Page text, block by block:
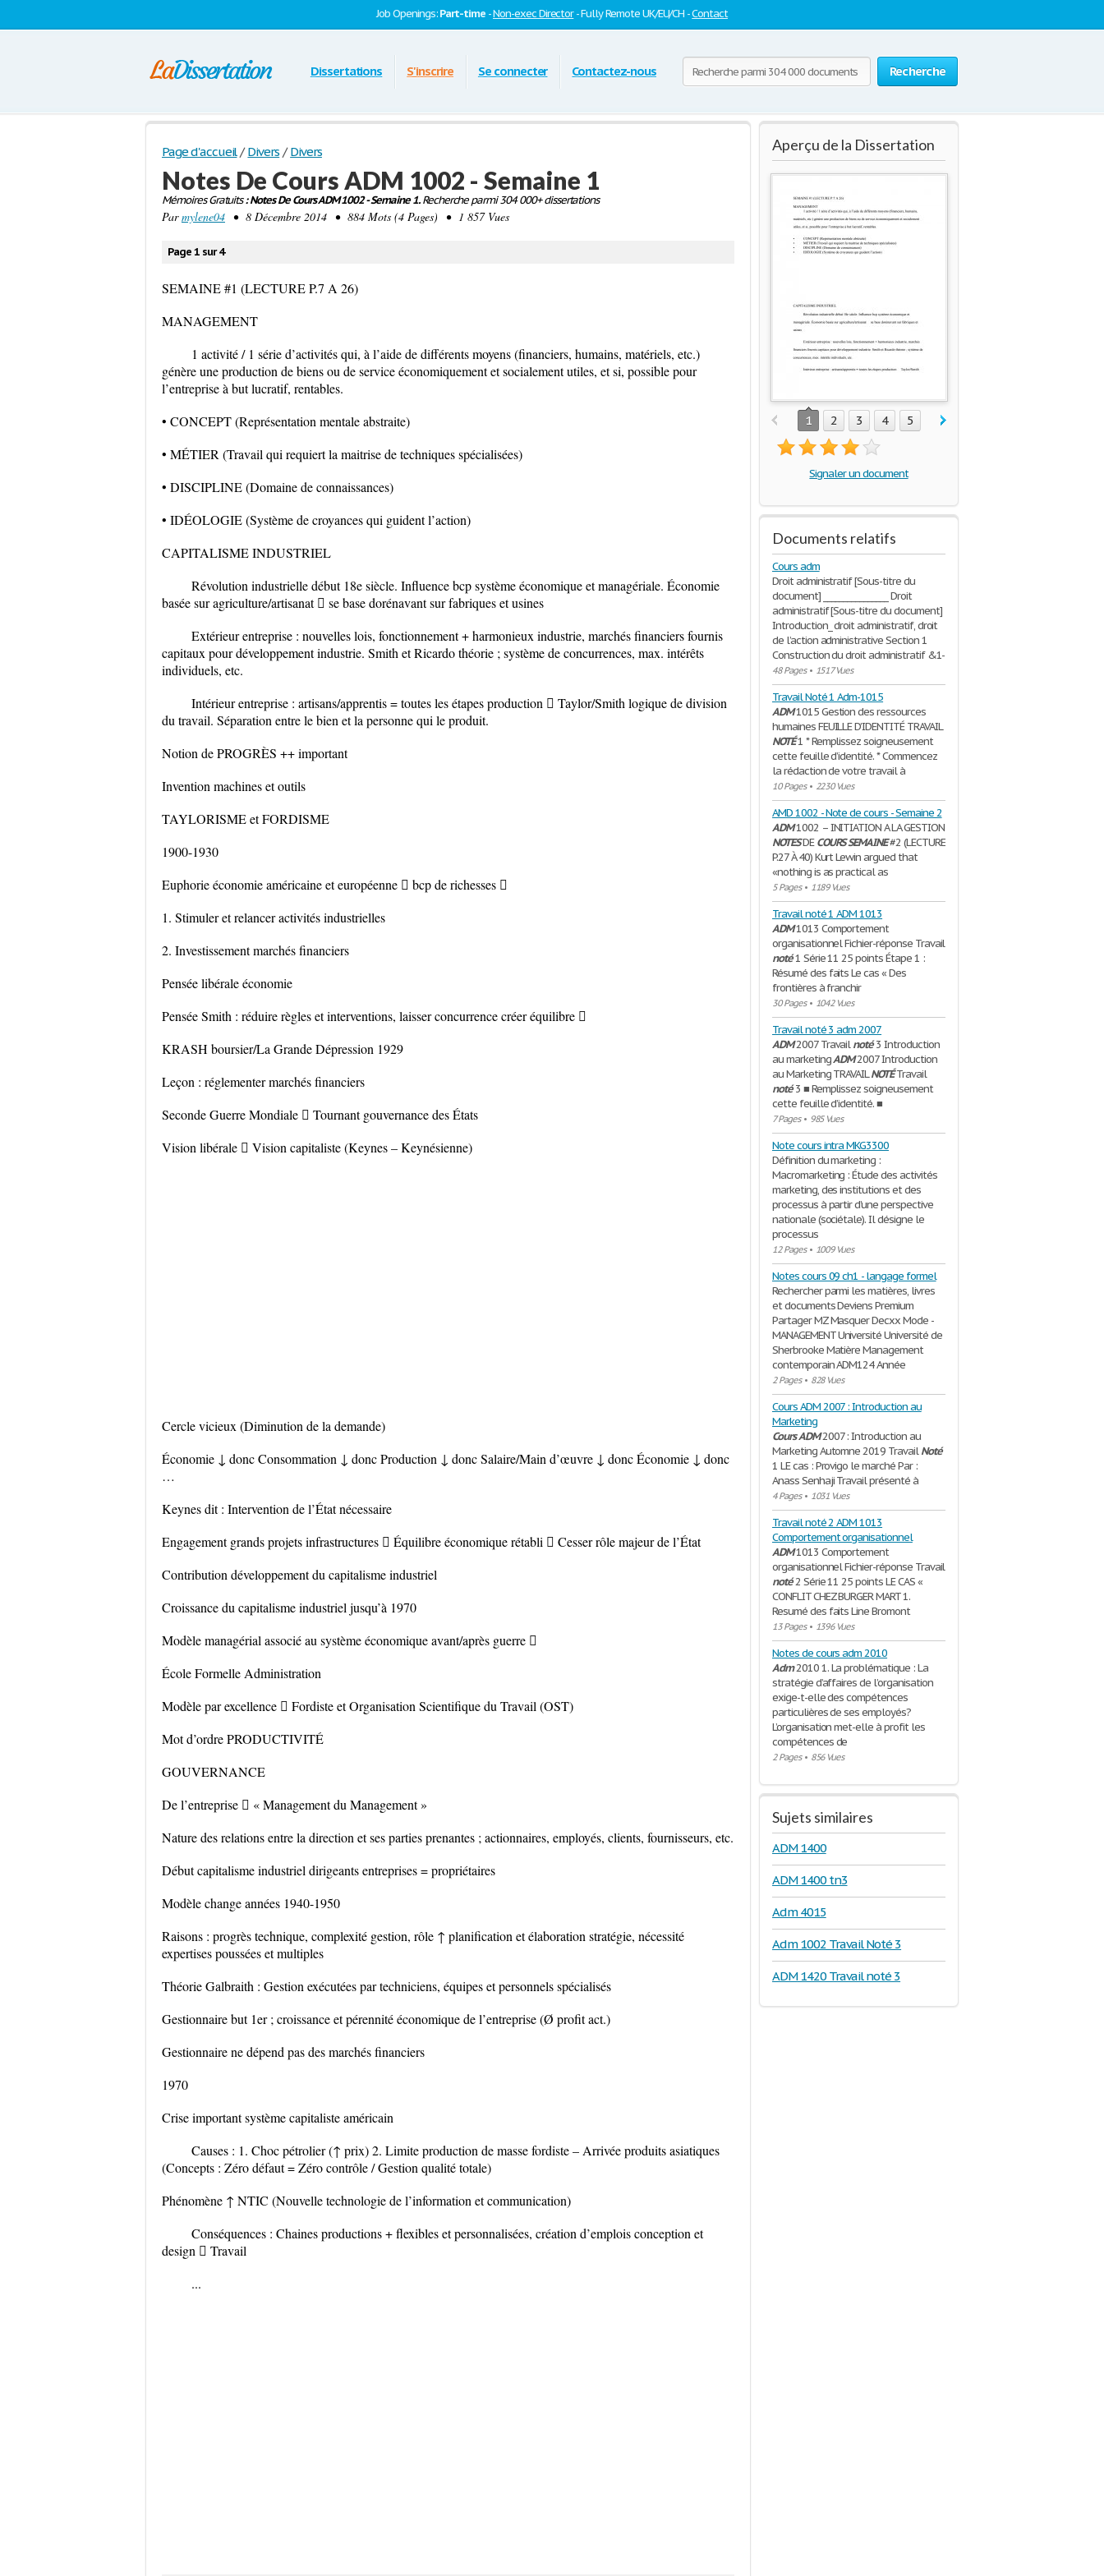
Job Openings:Part-time -Non-exec Director- Fully Remote UK/EU/CH -Contact
Recherche
Dissertations S'inscrire Se connecter Contactez-nous
Page d'accueil / Divers / Divers
Notes De Cours ADM 1002 - Semaine 1
Mémoires Gratuits: Notes De Cours ADM 1002 - Semaine 1.Recherche parmi 304 000+ dissertations
Parmylene04 • 8 Décembre 2014 • 884 Mots (4 Pages) • 1 857 Vues
Page 1 sur 4
SEMAINE #1 (LECTURE P.7 A 26)
MANAGEMENT
1 activité / 1 série d’activités qui, à l’aide de différents moyens (financiers, humains, matériels, etc.)
génère une production de biens ou de service économiquement et socialement utiles, et si, possible pour
l’entreprise à but lucratif, rentables.
• CONCEPT (Représentation mentale abstraite)
• MÉTIER (Travail qui requiert la maitrise de techniques spécialisées)
• DISCIPLINE (Domaine de connaissances)
• IDÉOLOGIE (Système de croyances qui guident l’action)
CAPITALISME INDUSTRIEL
Révolution industrielle début 18e siècle. Influence bcp système économique et managériale. Économie
basée sur agriculture/artisanat  se base dorénavant sur fabriques et usines
Extérieur entreprise : nouvelles lois, fonctionnement + harmonieux industrie, marchés financiers fournis
capitaux pour développement industrie. Smith et Ricardo théorie ; système de concurrences, max. intérêts
individuels, etc.
Intérieur entreprise : artisans/apprentis = toutes les étapes production  Taylor/Smith logique de division
du travail. Séparation entre le bien et la personne qui le produit.
Notion de PROGRÈS ++ important
Invention machines et outils
TAYLORISME et FORDISME
1900-1930
Euphorie économie américaine et européenne  bcp de richesses 
1. Stimuler et relancer activités industrielles
2. Investissement marchés financiers
Pensée libérale économie
Pensée Smith : réduire règles et interventions, laisser concurrence créer équilibre 
KRASH boursier/La Grande Dépression 1929
Leçon : réglementer marchés financiers
Seconde Guerre Mondiale  Tournant gouvernance des États
Vision libérale  Vision capitaliste (Keynes – Keynésienne)
Cercle vicieux (Diminution de la demande)
Économie ↓ donc Consommation ↓ donc Production ↓ donc Salaire/Main d’œuvre ↓ donc Économie ↓ donc
…
Keynes dit : Intervention de l’État nécessaire
Engagement grands projets infrastructures  Équilibre économique rétabli  Cesser rôle majeur de l’État
Contribution développement du capitalisme industriel
Croissance du capitalisme industriel jusqu’à 1970
Modèle managérial associé au système économique avant/après guerre 
École Formelle Administration
Modèle par excellence  Fordiste et Organisation Scientifique du Travail (OST)
Mot d’ordre PRODUCTIVITÉ
GOUVERNANCE
De l’entreprise  « Management du Management »
Nature des relations entre la direction et ses parties prenantes ; actionnaires, employés, clients, fournisseurs, etc.
Début capitalisme industriel dirigeants entreprises = propriétaires
Modèle change années 1940-1950
Raisons : progrès technique, complexité gestion, rôle ↑ planification et élaboration stratégie, nécessité
expertises poussées et multiples
Théorie Galbraith : Gestion exécutées par techniciens, équipes et personnels spécialisés
Gestionnaire but 1er ; croissance et pérennité économique de l’entreprise (Ø profit act.)
Gestionnaire ne dépend pas des marchés financiers
1970
Crise important système capitaliste américain
Causes : 1. Choc pétrolier (↑ prix) 2. Limite production de masse fordiste – Arrivée produits asiatiques
(Concepts : Zéro défaut = Zéro contrôle / Gestion qualité totale)
Phénomène ↑ NTIC (Nouvelle technologie de l’information et communication)
Conséquences : Chaines productions + flexibles et personnalisées, création d’emplois conception et
design  Travail
...
Aperçu de la Dissertation
1 2 3 4 5
Signaler un document
Documents relatifs
Cours adm
Droit administratif [Sous-titre du
document] ________________ Droit
administratif [Sous-titre du document]
Introduction_ droit administratif, droit
de l’action administrative Section 1
Construction du droit administratif &1-
48 Pages• 1517 Vues
Travail Noté 1 Adm-1015
ADM1015 Gestion des ressources
humaines FEUILLE D’IDENTITÉ TRAVAIL
NOTÉ1 * Remplissez soigneusement
cette feuille d’identité. * Commencez
la rédaction de votre travail à
10 Pages• 2230 Vues
AMD 1002 - Note de cours - Semaine 2
ADM1002 – INITIATION A LA GESTION
NOTESDECOURSSEMAINE#2 (LECTURE
P.27 À 40) Kurt Lewin argued that
«nothing is as practical as
5 Pages• 1189 Vues
Travail noté 1 ADM 1013
ADM1013 Comportement
organisationnel Fichier-réponse Travail
noté1 Série 11 25 points Étape 1 :
Résumé des faits Le cas « Des
frontières à franchir
30 Pages• 1042 Vues
Travail noté 3 adm 2007
ADM2007 Travailnoté3 Introduction
au marketingADM2007 Introduction
au Marketing TRAVAILNOTÉTravail
noté3 ■ Remplissez soigneusement
cette feuille d’identité. ■
7 Pages• 985 Vues
Note cours intra MKG3300
Définition du marketing :
Macromarketing : Étude des activités
marketing, des institutions et des
processus à partir d’une perspective
nationale (sociétale). Il désigne le
processus
12 Pages• 1009 Vues
Notes cours 09 ch1 - langage formel
Rechercher parmi les matières, livres
et documents Deviens Premium
Partager MZ Masquer Decxx Mode -
MANAGEMENT Université Université de
Sherbrooke Matière Management
contemporain ADM124 Année
2 Pages• 828 Vues
Cours ADM 2007 : Introduction au
Marketing
CoursADM2007 : Introduction au
Marketing Automne 2019 TravailNoté
1 LE cas : Provigo le marché Par :
Anass Senhaji Travail présenté à
4 Pages• 1031 Vues
Travail noté 2 ADM 1013
Comportement organisationnel
ADM1013 Comportement
organisationnel Fichier-réponse Travail
noté2 Série 11 25 points LE CAS «
CONFLIT CHEZ BURGER MART 1.
Resumé des faits Line Bromont
13 Pages• 1396 Vues
Notes de cours adm 2010
Adm2010 1. La problématique : La
stratégie d’affaires de l’organisation
exige-t-elle des compétences
particulières de ses employés?
L’organisation met-elle à profit les
compétences de
2 Pages• 856 Vues
Sujets similaires
ADM 1400
ADM 1400 tn3
Adm 4015
Adm 1002 Travail Noté 3
ADM 1420 Travail noté 3